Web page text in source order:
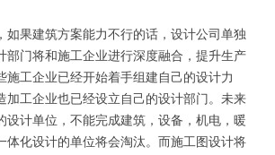
如果建筑方案能力不行的话，设计公司单独
部门将和施工企业进行深度融合，提升生产
施工企业已经开始着手组建自己的设计力
加工企业也已经设立自己的设计部门。未来
设计单位，不能完成建筑，设备，机电，暖
体化设计的单位将会淘汰。而施工图设计将